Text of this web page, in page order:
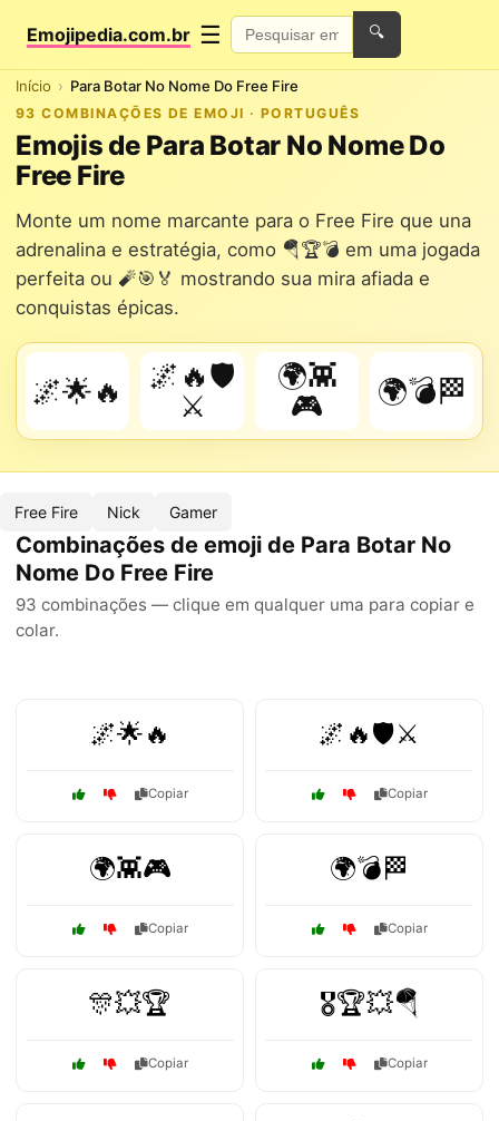
Emojipedia.com.br ☰ 🔍
Início Para Botar No Nome Do Free Fire
93 COMBINAÇÕES DE EMOJI · PORTUGUÊS
Emojis de Para Botar No Nome Do
Free Fire
Monte um nome marcante para o Free Fire que una
adrenalina e estratégia, como 🪂🏆💣 em uma jogada
perfeita ou 🧨🎯🏅 mostrando sua mira afiada e
conquistas épicas.
🌌🌟🔥
🌌🔥🛡️
⚔️
🌍👾
🎮
🌍💣🏁
Free Fire Nick Gamer
Combinações de emoji de Para Botar No
Nome Do Free Fire
93 combinações — clique em qualquer uma para copiar e
colar.
🌌🌟🔥
Copiar
🌌🔥🛡️⚔️
Copiar
🌍👾🎮
Copiar
🌍💣🏁
Copiar
🎊💥🏆
Copiar
🎖️🏆💥🪂
Copiar